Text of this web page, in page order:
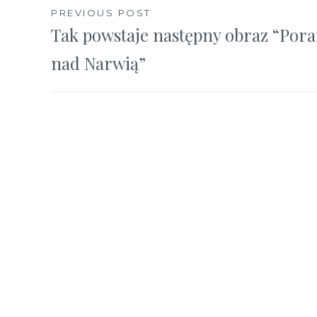
Nawigacja
wpisu
PREVIOUS POST
Tak powstaje następny obraz
nad Narwią”